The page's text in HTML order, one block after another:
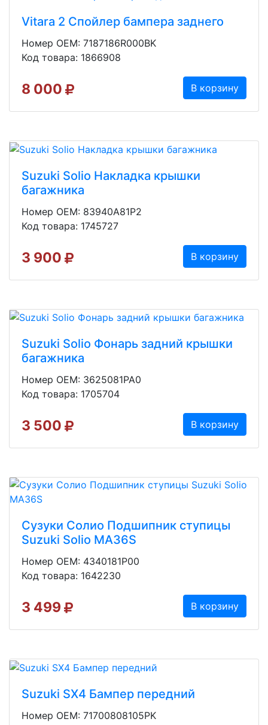
Vitara 2 Спойлер бампера заднего
Номер OEM: 7187186R000BK
Код товара: 1866908
8 000 В корзину
Suzuki Solio Накладка крышки
багажника
Номер OEM: 83940A81P2
Код товара: 1745727
3 900 В корзину
Suzuki Solio Фонарь задний крышки
багажника
Номер OEM: 3625081PA0
Код товара: 1705704
3 500 В корзину
Сузуки Солио Подшипник ступицы
Suzuki Solio MA36S
Номер OEM: 4340181P00
Код товара: 1642230
3 499 В корзину
Suzuki SX4 Бампер передний
Номер OEM: 71700808105PK